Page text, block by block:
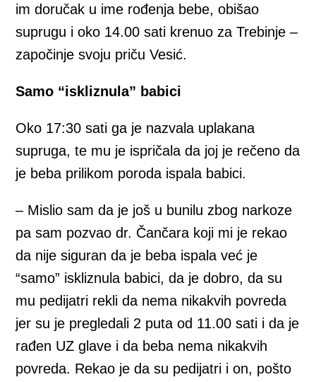
im doručak u ime rođenja bebe, obišao
suprugu i oko 14.00 sati krenuo za Trebinje –
započinje svoju priču Vesić.
Samo “iskliznula” babici
Oko 17:30 sati ga je nazvala uplakana
supruga, te mu je ispričala da joj je rečeno da
je beba prilikom poroda ispala babici.
– Mislio sam da je još u bunilu zbog narkoze
pa sam pozvao dr. Čančara koji mi je rekao
da nije siguran da je beba ispala već je
“samo” iskliznula babici, da je dobro, da su
mu pedijatri rekli da nema nikakvih povreda
jer su je pregledali 2 puta od 11.00 sati i da je
rađen UZ glave i da beba nema nikakvih
povreda. Rekao je da su pedijatri i on, pošto